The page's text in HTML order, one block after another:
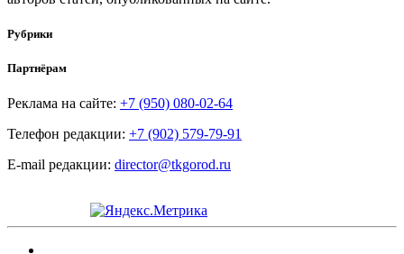
Рубрики
Партнёрам
Реклама на сайте: +7 (950) 080-02-64
Телефон редакции: +7 (902) 579-79-91
E-mail редакции: director@tkgorod.ru